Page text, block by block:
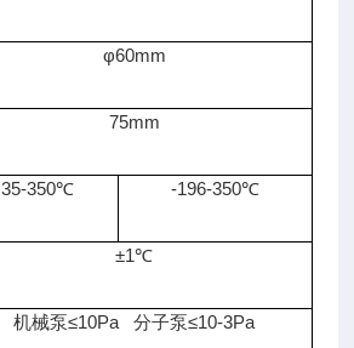
φ60mm
75mm
35-350℃ -196-350℃
±1℃
机械泵≤10Pa 分子泵≤10-3Pa